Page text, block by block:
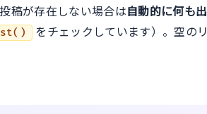
稿が存在しない場合は自動的に何も出
をチェックしています）。空のリ